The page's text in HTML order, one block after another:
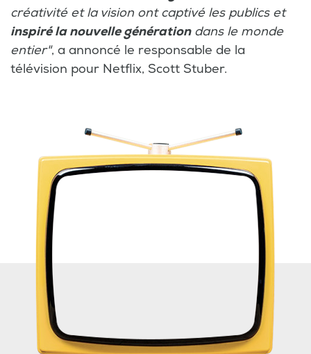
créativité et la vision ont captivé les publics et
inspiré la nouvelle générationdans le monde
entier", a annoncé le responsable de la
télévision pour Netflix, Scott Stuber.